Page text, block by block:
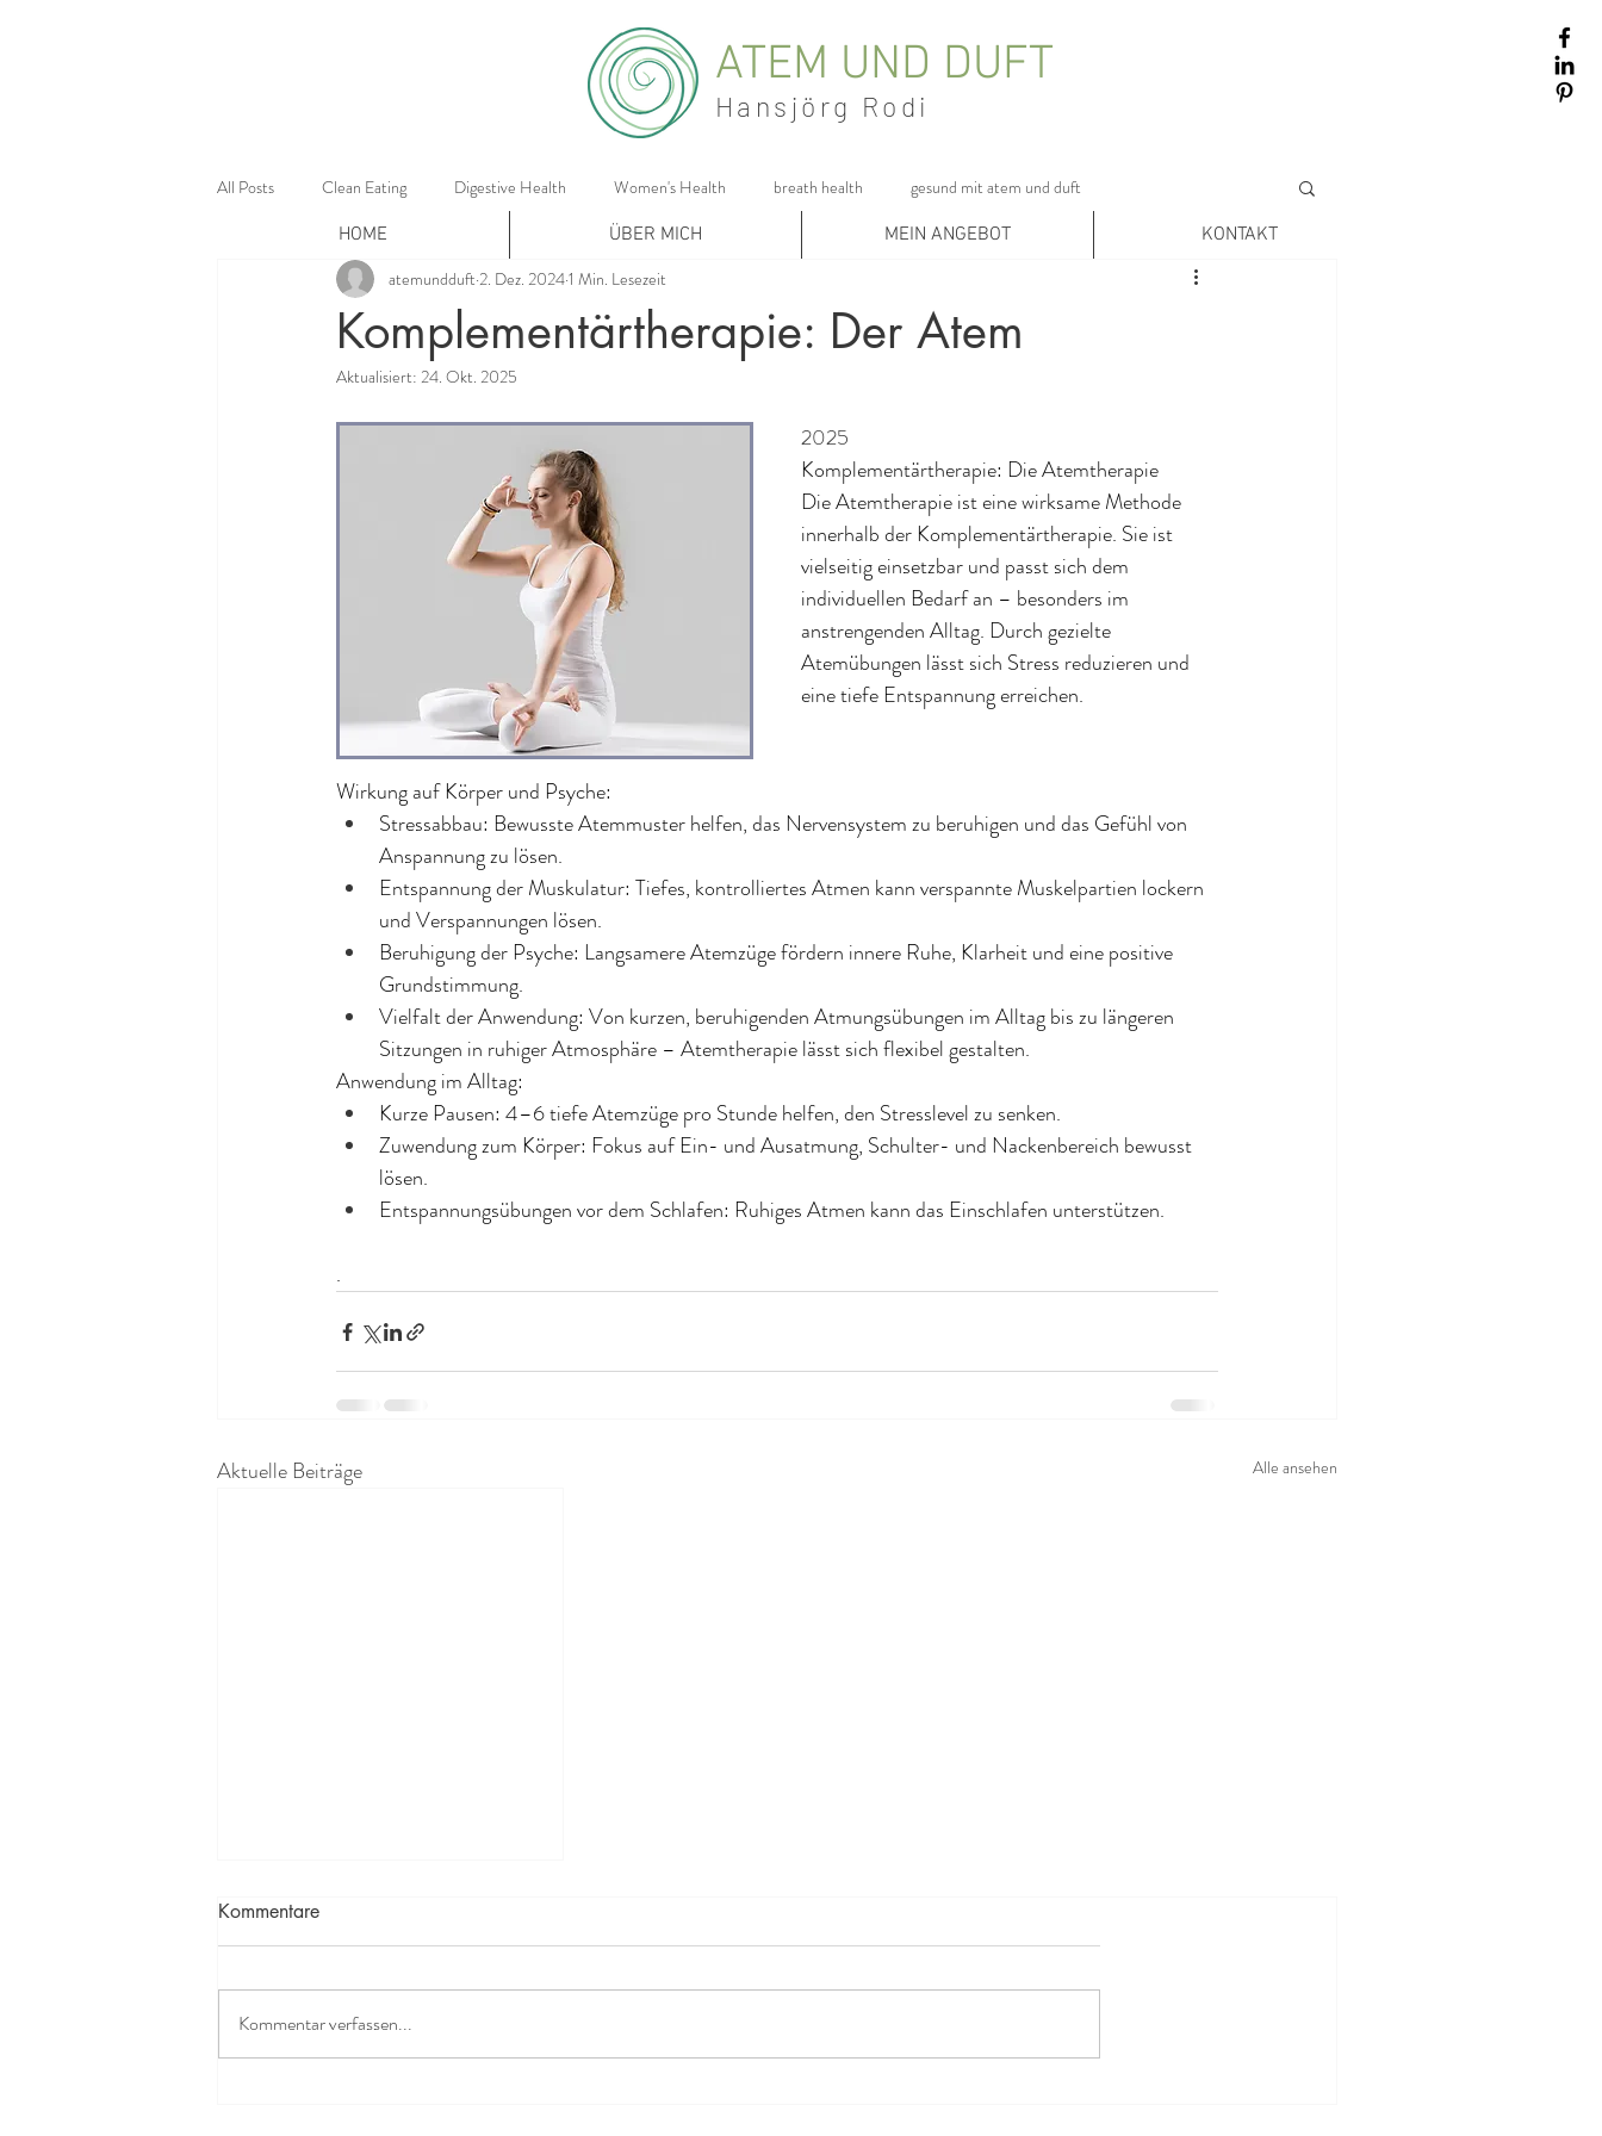
ATEM UND DUFT
Hansjörg Rodi
HOME ÜBER MICH MEIN ANGEBOT KONTAKT
All Posts Clean Eating Digestive Health Women's Health breath health gesund mit atem und duft
Komplementärtherapie: Der Atem
atemundduft 2. Dez. 20241 Min. Lesezeit
Aktualisiert: 24. Okt. 2025
2025
Komplementärtherapie: Die Atemtherapie
Die Atemtherapie ist eine wirksame Methode
innerhalb der Komplementärtherapie. Sie ist
vielseitig einsetzbar und passt sich dem
individuellen Bedarf an – besonders im
anstrengenden Alltag. Durch gezielte
Atemübungen lässt sich Stress reduzieren und
eine tiefe Entspannung erreichen.
Wirkung auf Körper und Psyche:
Stressabbau: Bewusste Atemmuster helfen, das Nervensystem zu beruhigen und das Gefühl von
Anspannung zu lösen.
Entspannung der Muskulatur: Tiefes, kontrolliertes Atmen kann verspannte Muskelpartien lockern
und Verspannungen lösen.
Beruhigung der Psyche: Langsamere Atemzüge fördern innere Ruhe, Klarheit und eine positive
Grundstimmung.
Vielfalt der Anwendung: Von kurzen, beruhigenden Atmungsübungen im Alltag bis zu längeren
Sitzungen in ruhiger Atmosphäre – Atemtherapie lässt sich flexibel gestalten.
Anwendung im Alltag:
Kurze Pausen: 4–6 tiefe Atemzüge pro Stunde helfen, den Stresslevel zu senken.
Zuwendung zum Körper: Fokus auf Ein- und Ausatmung, Schulter- und Nackenbereich bewusst
lösen.
Entspannungsübungen vor dem Schlafen: Ruhiges Atmen kann das Einschlafen unterstützen.
.
Aktuelle Beiträge Alle ansehen
Kommentare
Kommentar verfassen...